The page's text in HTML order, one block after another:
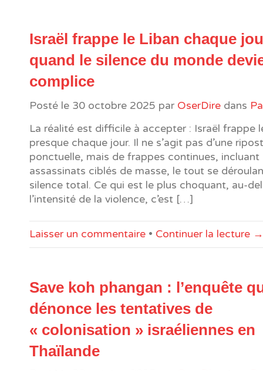
Israël frappe le Liban chaque
quand le silence du monde
complice
Posté le 30 octobre 2025 par OserDire dans
La réalité est difficile à accepter : Israël frappe
presque chaque jour. Il ne s’agit pas d’une
ponctuelle, mais de frappes continues, incluant
assassinats ciblés de masse, le tout se
silence total. Ce qui est le plus choquant, au-
l’intensité de la violence, c’est […]
Laisser un commentaire • Continuer la lecture →
Save koh phangan : l’enquête
dénonce les tentatives de
« colonisation » israéliennes en
Thaïlande